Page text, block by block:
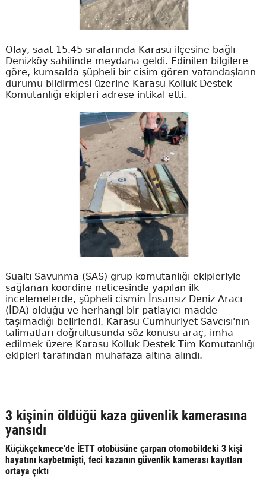
Olay, saat 15.45 sıralarında Karasu ilçesine bağlı
Denizköy sahilinde meydana geldi. Edinilen bilgilere
göre, kumsalda şüpheli bir cisim gören vatandaşların
durumu bildirmesi üzerine Karasu Kolluk Destek
Komutanlığı ekipleri adrese intikal etti.
Sualtı Savunma (SAS) grup komutanlığı ekipleriyle
sağlanan koordine neticesinde yapılan ilk
incelemelerde, şüpheli cismin İnsansız Deniz Aracı
(İDA) olduğu ve herhangi bir patlayıcı madde
taşımadığı belirlendi. Karasu Cumhuriyet Savcısı'nın
talimatları doğrultusunda söz konusu araç, imha
edilmek üzere Karasu Kolluk Destek Tim Komutanlığı
ekipleri tarafından muhafaza altına alındı.
3 kişinin öldüğü kaza güvenlik kamerasına
yansıdı
Küçükçekmece'de İETT otobüsüne çarpan otomobildeki 3 kişi
hayatını kaybetmişti, feci kazanın güvenlik kamerası kayıtları
ortaya çıktı